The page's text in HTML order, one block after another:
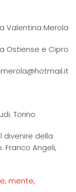
Valentina Merola
Ostiense e Cipro
Torino
divenire della
Franco Angeli,
, mente,